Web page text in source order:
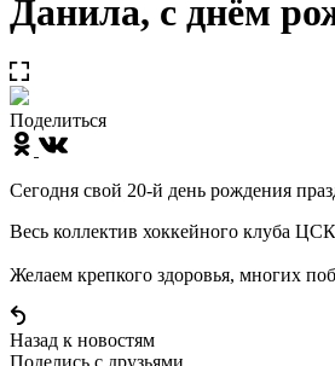
Данила, с днём
Поделиться
Сегодня свой 20-й день рождения
Весь коллектив хоккейного клуба
Желаем крепкого здоровья, многих
Назад к новостям
Поделись c друзьями